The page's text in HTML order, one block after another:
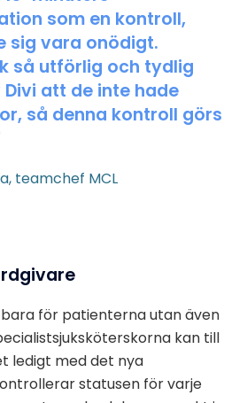
som en kontroll,
sig vara onödigt.
så utförlig och tydlig
att de inte hade
så denna kontroll görs
teamchef MCL
för patienterna utan även
kan till
ledigt med det nya
statusen för varje